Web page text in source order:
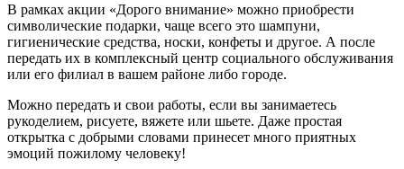
В рамках акции «Дорого внимание» можно приобрести
символические подарки, чаще всего это шампуни,
гигиенические средства, носки, конфеты и другое. А после
передать их в комплексный центр социального обслуживания
или его филиал в вашем районе либо городе.
Можно передать и свои работы, если вы занимаетесь
рукоделием, рисуете, вяжете или шьете. Даже простая
открытка с добрыми словами принесет много приятных
эмоций пожилому человеку!